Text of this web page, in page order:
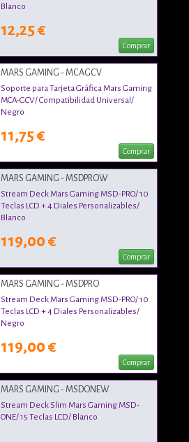
Blanco
12,25 €
Comprar
MARS GAMING - MCAGCV
Soporte para Tarjeta Gráfica Mars Gaming
MCA-GCV/ Compatibilidad Universal/
Negro
11,75 €
Comprar
MARS GAMING - MSDPROW
Stream Deck Mars Gaming MSD-PRO/ 10
Teclas LCD + 4 Diales Personalizables/
Blanco
119,00 €
Comprar
MARS GAMING - MSDPRO
Stream Deck Mars Gaming MSD-PRO/ 10
Teclas LCD + 4 Diales Personalizables/
Negro
119,00 €
Comprar
MARS GAMING - MSDONEW
Stream Deck Slim Mars Gaming MSD-
ONE/ 15 Teclas LCD/ Blanco